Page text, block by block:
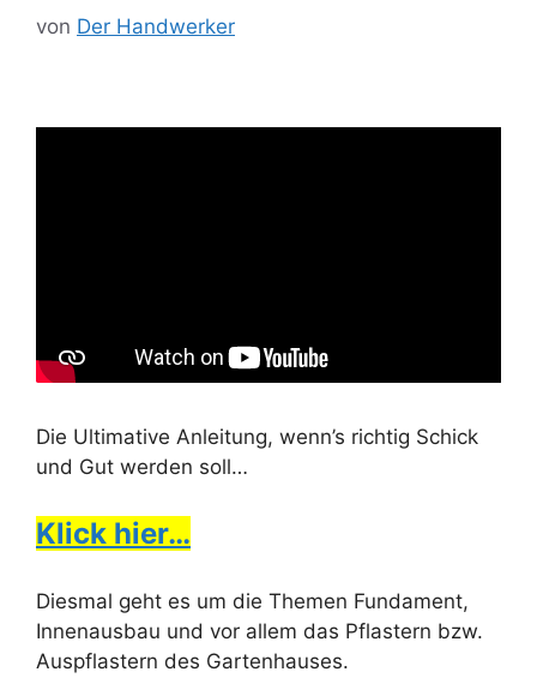
von Der Handwerker
Die Ultimative Anleitung, wenn’s richtig Schick
und Gut werden soll…
Klick hier…
Diesmal geht es um die Themen Fundament,
Innenausbau und vor allem das Pflastern bzw.
Auspflastern des Gartenhauses.